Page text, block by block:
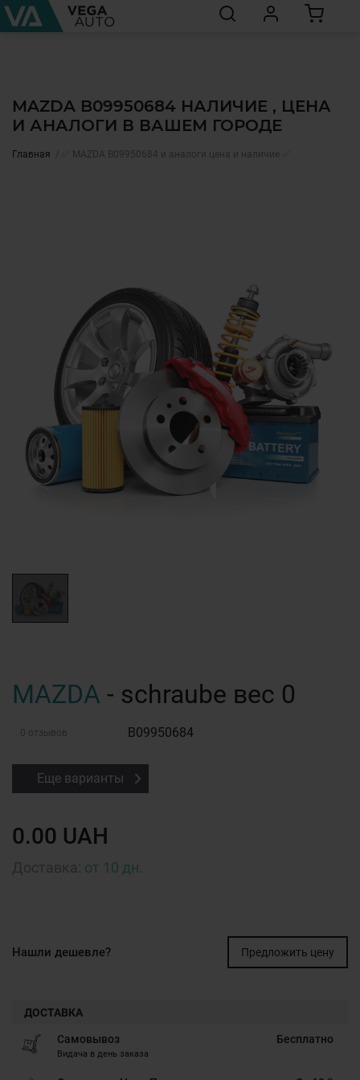
MAZDA B09950684 НАЛИЧИЕ , ЦЕНА
И АНАЛОГИ В ВАШЕМ ГОРОДЕ
Главная ✅ MAZDA B09950684 и аналоги цена и наличие ✅
MAZDA - schraube вес 0
0 отзывов B09950684
Еще варианты
0.00 UAH
от 10 дн.
Нашли дешевле? Предложить цену
ДОСТАВКА
Самовывоз
Видача в день заказа
Бесплатно